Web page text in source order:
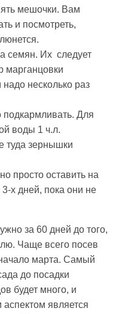
мешочки. Вам
и посмотреть,
семян. Их следует
марганцовки
несколько раз
Для
воды 1 ч.л.
туда зернышки
просто оставить на
х дней, пока они не
за 60 дней до того,
Чаще всего посев
марта. Самый
до посадки
будет много, и
является